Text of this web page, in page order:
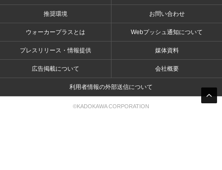
推奨環境 お問い合わせ
ウォーカープラスとは Webプッシュ通知について
プレスリリース・情報提供 媒体資料
広告掲載について 会社概要
利用者情報の外部送信について
©KADOKAWA CORPORATION